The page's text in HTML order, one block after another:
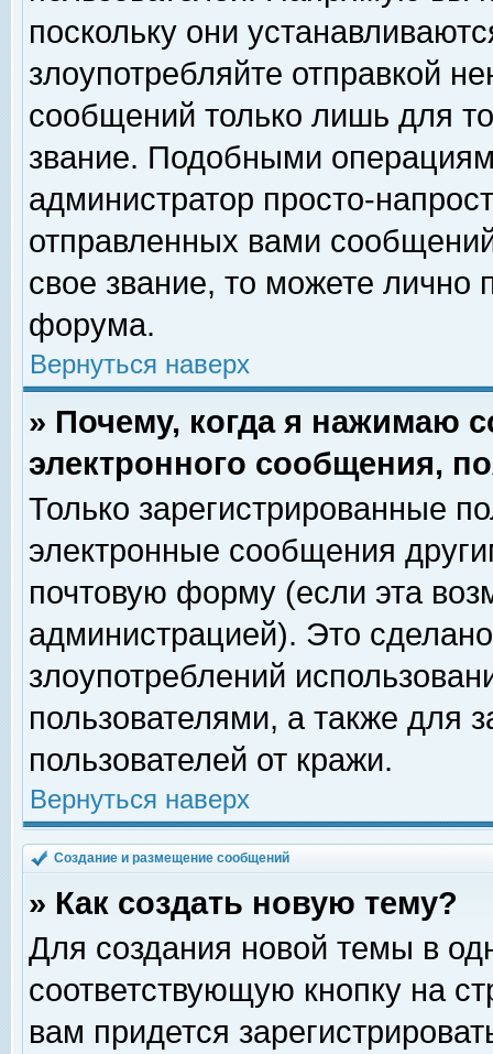
поскольку они
злоупотребляйте отправкой
сообщений только лишь для
звание. Подобными
администратор просто-
отправленных вами
свое звание, то можете лично
форума.
Вернуться наверх
» Почему, когда я нажимаю
электронного сообщения,
Только зарегистрированные
электронные сообщения
почтовую форму (если эта
администрацией). Это
злоупотреблений
пользователями, а также для
пользователей от кражи.
Вернуться наверх
Создание и размещение сообщений
» Как создать новую тему?
Для создания новой темы в
соответствующую кнопку на
вам придется